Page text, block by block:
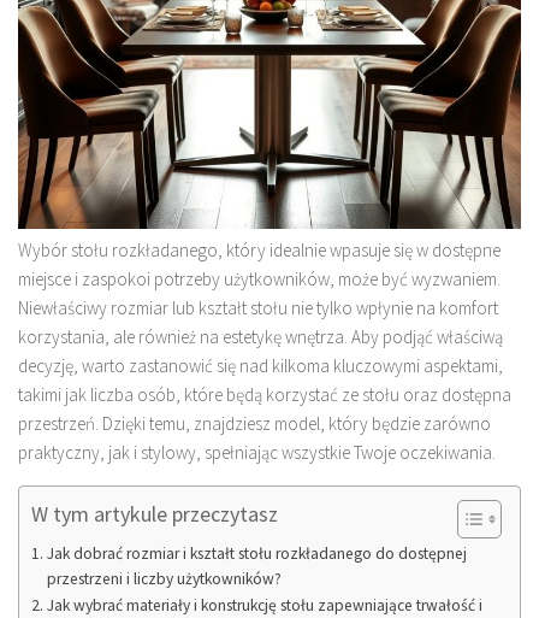
Wybór stołu rozkładanego, który idealnie wpasuje się w dostępne
miejsce i zaspokoi potrzeby użytkowników, może być wyzwaniem.
Niewłaściwy rozmiar lub kształt stołu nie tylko wpłynie na komfort
korzystania, ale również na estetykę wnętrza. Aby podjąć właściwą
decyzję, warto zastanowić się nad kilkoma kluczowymi aspektami,
takimi jak liczba osób, które będą korzystać ze stołu oraz dostępna
przestrzeń. Dzięki temu, znajdziesz model, który będzie zarówno
praktyczny, jak i stylowy, spełniając wszystkie Twoje oczekiwania.
W tym artykule przeczytasz
Jak dobrać rozmiar i kształt stołu rozkładanego do dostępnej
przestrzeni i liczby użytkowników?
Jak wybrać materiały i konstrukcję stołu zapewniające trwałość i